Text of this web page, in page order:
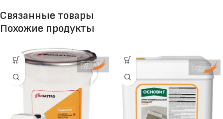
Связанные товары
Похожие продукты